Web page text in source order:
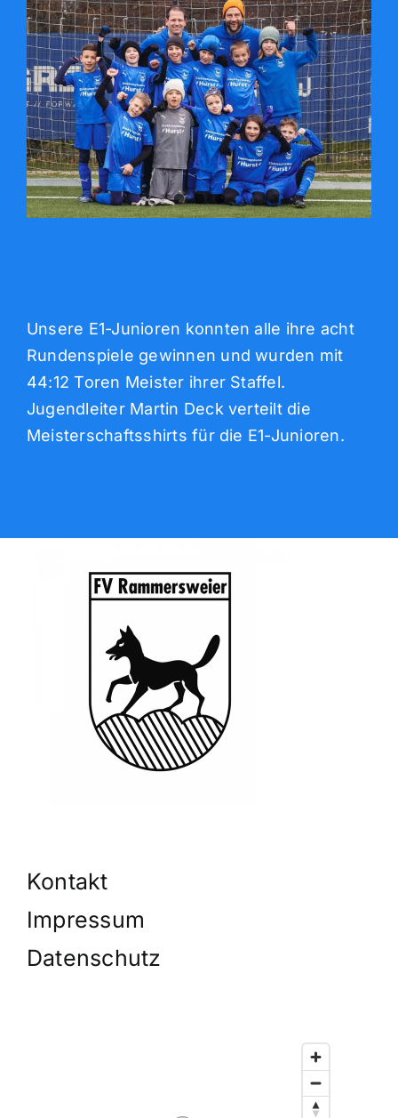
Unsere E1-Junioren konnten alle ihre acht
Rundenspiele gewinnen und wurden mit
44:12 Toren Meister ihrer Staffel.
Jugendleiter Martin Deck verteilt die
Meisterschaftsshirts für die E1-Junioren.
Kontakt
Impressum
Datenschutz